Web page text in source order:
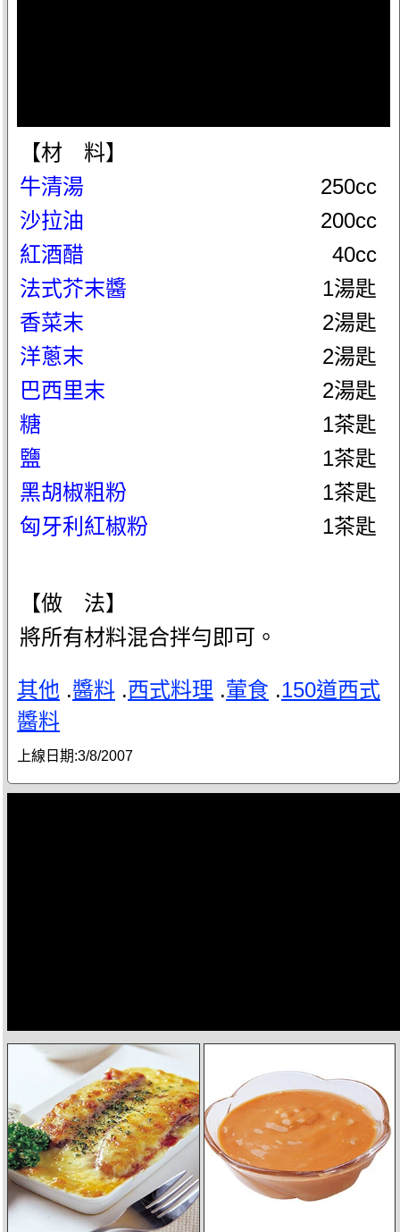
【材 料】
牛清湯
250cc
沙拉油
200cc
紅酒醋
40cc
法式芥末醬
1湯匙
香菜末
2湯匙
洋蔥末
2湯匙
巴西里末
2湯匙
糖
1茶匙
鹽
1茶匙
黑胡椒粗粉
1茶匙
匈牙利紅椒粉
1茶匙
【做 法】
將所有材料混合拌勻即可。
其他 .醬料 .西式料理 .葷食 .150道西式
醬料
上線日期:3/8/2007